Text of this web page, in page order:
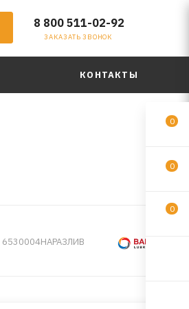
8 800 511-02-92
ЗАКАЗАТЬ ЗВОНОК
КОНТАКТЫ
6530004НАРАЗЛИВ
0
0
0